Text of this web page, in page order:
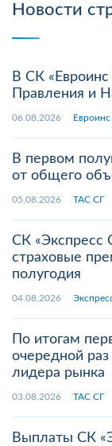
Новости
В СК «Евроинс
Правления и
06.08.2026
В первом
от общего
05.08.2026 ТАС СГ
СК «Экспресс
страховые
полугодия
04.08.2026
По итогам
очередной
лидера рынка
03.08.2026 ТАС СГ
Выплаты СК